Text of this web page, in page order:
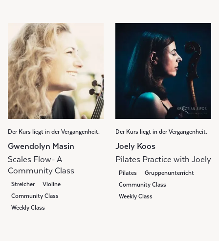
Der Kurs liegt in der Vergangenheit.
Gwendolyn Masin
Scales Flow- A
Community Class
Streicher
Violine
Community Class
Weekly Class
Der Kurs liegt in der Vergangenheit.
Joely Koos
Pilates Practice with Joely
Pilates
Gruppenunterricht
Community Class
Weekly Class